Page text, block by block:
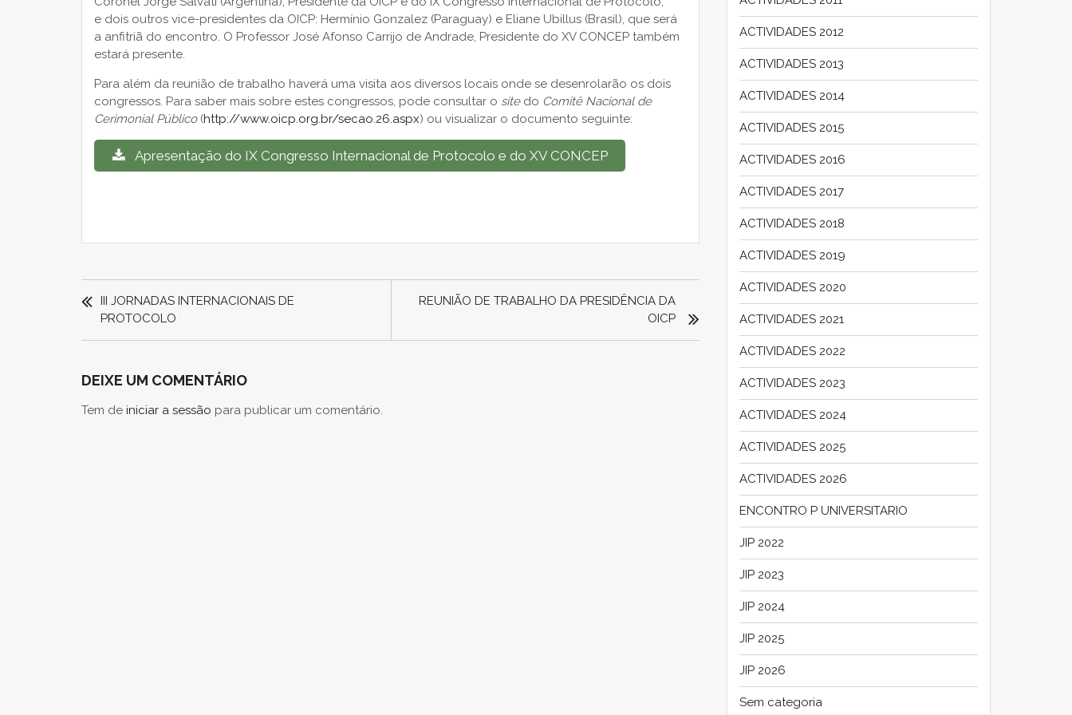
e dois outros vice-presidentes da OICP: Hermínio Gonzalez (Paraguay) e Eliane Ubillus (Brasil), que será
a anfitriã do encontro. O Professor José Afonso Carrijo de Andrade, Presidente do XV CONCEP também
estará presente.
Para além da reunião de trabalho haverá uma visita aos diversos locais onde se desenrolarão os dois
congressos. Para saber mais sobre estes congressos, pode consultar o sitedo Comitê Nacional de
Cerimonial Público(http://www.oicp.org.br/secao.26.aspx) ou visualizar o documento seguinte:
Apresentação do IX Congresso Internacional de Protocolo e do XV CONCEP
NAVEGAÇÃO
DE
ARTIGOS
III JORNADAS INTERNACIONAIS DE
PROTOCOLO
REUNIÃO DE TRABALHO DA PRESIDÊNCIA DA
OICP
DEIXE UM COMENTÁRIO
Tem de iniciar a sessão para publicar um comentário.
ACTIVIDADES 2012
ACTIVIDADES 2013
ACTIVIDADES 2014
ACTIVIDADES 2015
ACTIVIDADES 2016
ACTIVIDADES 2017
ACTIVIDADES 2018
ACTIVIDADES 2019
ACTIVIDADES 2020
ACTIVIDADES 2021
ACTIVIDADES 2022
ACTIVIDADES 2023
ACTIVIDADES 2024
ACTIVIDADES 2025
ACTIVIDADES 2026
ENCONTRO P UNIVERSITARIO
JIP 2022
JIP 2023
JIP 2024
JIP 2025
JIP 2026
Sem categoria